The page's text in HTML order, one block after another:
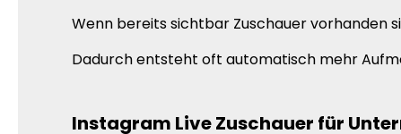
Wenn bereits sichtbar Zuschauer vorhanden
Dadurch entsteht oft automatisch mehr
Instagram Live Zuschauer für